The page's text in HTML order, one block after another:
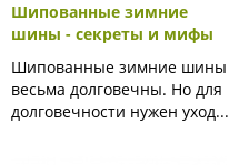
Шипованные зимние
шины - секреты и мифы
Шипованные зимние шины
весьма долговечны. Но для
долговечности нужен уход...